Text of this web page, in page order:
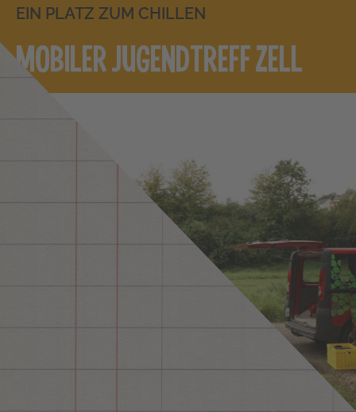
EIN PLATZ ZUM CHILLEN
MOBILER JUGENDTREFF ZELL